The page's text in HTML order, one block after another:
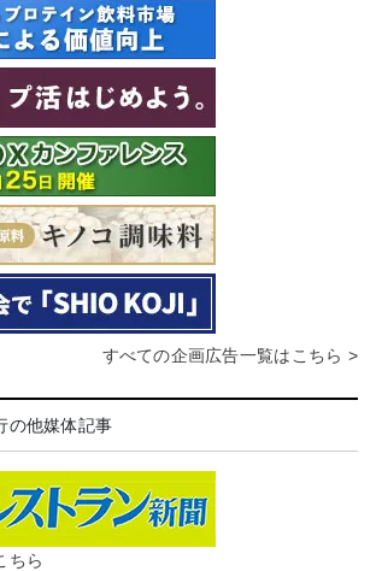
すべての企画広告一覧はこちら >
の他媒体記事
ちら